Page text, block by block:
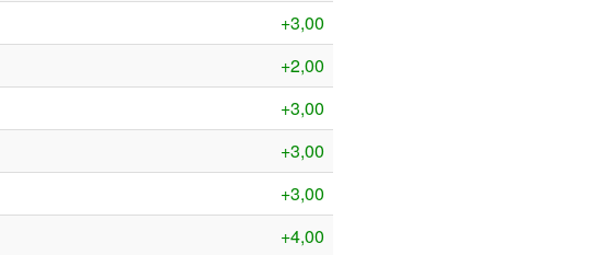
+3,00
+2,00
+3,00
+3,00
+3,00
+4,00